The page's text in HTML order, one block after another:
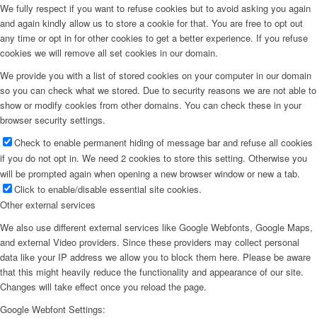
We fully respect if you want to refuse cookies but to avoid asking you again
and again kindly allow us to store a cookie for that. You are free to opt out
any time or opt in for other cookies to get a better experience. If you refuse
cookies we will remove all set cookies in our domain.
We provide you with a list of stored cookies on your computer in our domain
so you can check what we stored. Due to security reasons we are not able to
show or modify cookies from other domains. You can check these in your
browser security settings.
Check to enable permanent hiding of message bar and refuse all cookies
if you do not opt in. We need 2 cookies to store this setting. Otherwise you
will be prompted again when opening a new browser window or new a tab.
Click to enable/disable essential site cookies.
Other external services
We also use different external services like Google Webfonts, Google Maps,
and external Video providers. Since these providers may collect personal
data like your IP address we allow you to block them here. Please be aware
that this might heavily reduce the functionality and appearance of our site.
Changes will take effect once you reload the page.
Google Webfont Settings: